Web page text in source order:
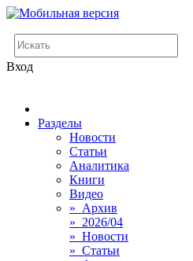
Вход
Разделы
Новости
Статьи
Аналитика
Книги
Видео
» Архив
» 2026/04
» Новости
» Статьи